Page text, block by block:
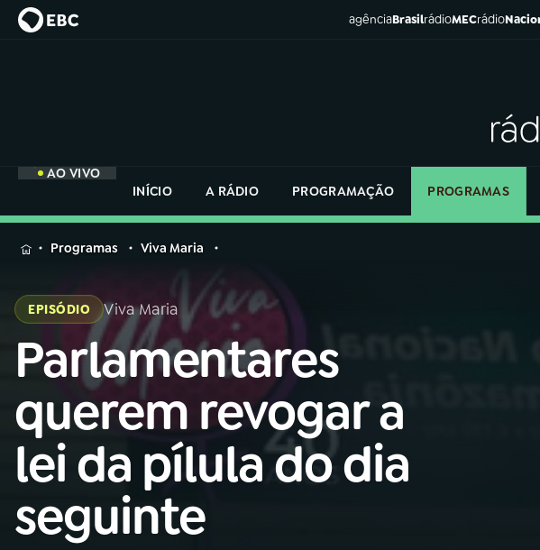
agênciaBrasilrádioMECrádio
AO VIVO
INÍCIO
A RÁDIO PROGRAMAÇÃO PROGRAMAS
MENU
Buscar
na
Rádio
Nacional
01 INÍCIO
02A RÁDIO
na
Rádio
Programas Viva Maria
EPISÓDIO Viva Maria
Parlamentares
querem revogar a
lei da pílula do dia
seguinte